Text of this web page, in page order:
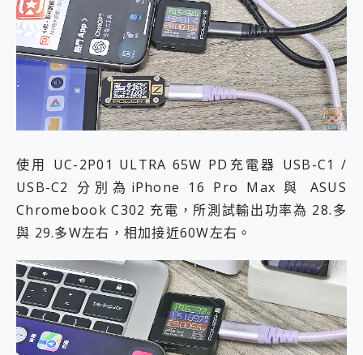
使用 UC-2P01 ULTRA 65W PD充電器 USB-C1 /
USB-C2 分別為iPhone 16 Pro Max 與 ASUS
Chromebook C302 充電，所測試輸出功率為 28.多
與 29.多W左右，相加接近60W左右。